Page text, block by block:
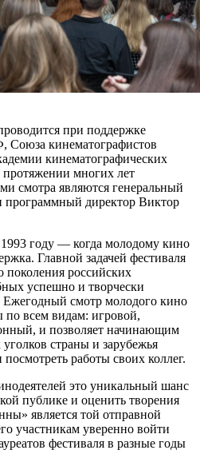
при поддержке
Союза кинематографистов
кинематографических
многих лет
смотра являются генеральный
программный директор Виктор
году — когда молодому кино
Главной задачей фестиваля
поколения российских
успешно и творчески
Ежегодный смотр молодого кино
по всем видам: игровой,
и позволяет начинающим
страны и зарубежья
работы своих коллег.
это уникальный шанс
публике и оценить творения
является той отправной
участникам уверенно войти
фестиваля в разные годы